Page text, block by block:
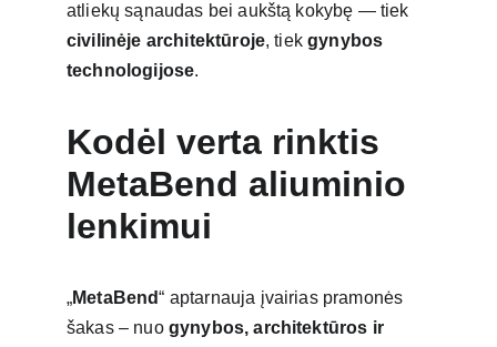
atliekų sąnaudas bei aukštą kokybę — tiek
civilinėje architektūroje, tiek gynybos
technologijose.
Kodėl verta rinktis
MetaBend aliuminio
lenkimui
„MetaBend“ aptarnauja įvairias pramonės
šakas – nuo gynybos, architektūros ir